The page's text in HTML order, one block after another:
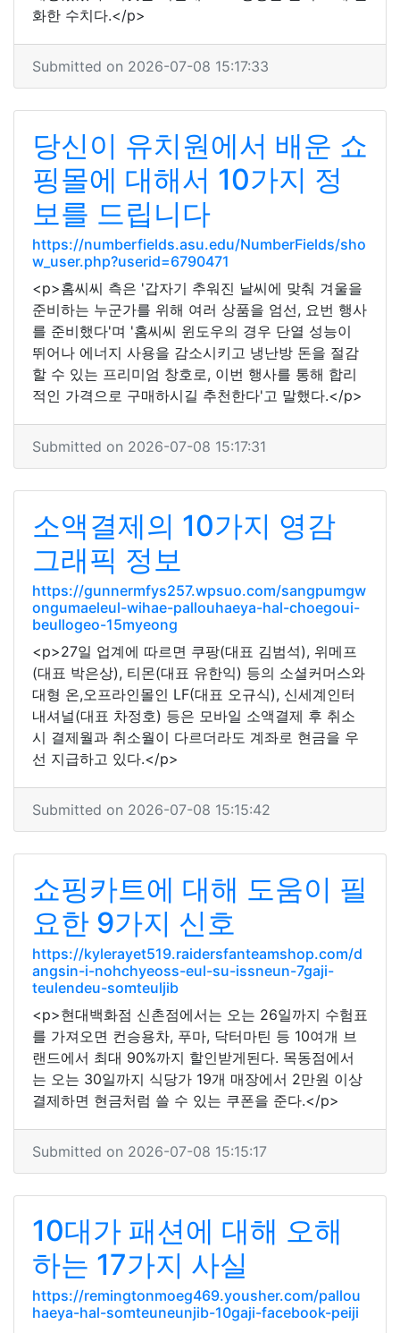
화한 수치다.</p>
Submitted on 2026-07-08 15:17:33
당신이 유치원에서 배운 쇼
핑몰에 대해서 10가지 정
보를 드립니다
https://numberfields.asu.edu/NumberFields/sho
w_user.php?userid=6790471
<p>홈씨씨 측은 '갑자기 추워진 날씨에 맞춰 겨울을
준비하는 누군가를 위해 여러 상품을 엄선, 요번 행사
를 준비했다'며 '홈씨씨 윈도우의 경우 단열 성능이
뛰어나 에너지 사용을 감소시키고 냉난방 돈을 절감
할 수 있는 프리미엄 창호로, 이번 행사를 통해 합리
적인 가격으로 구매하시길 추천한다'고 말했다.</p>
Submitted on 2026-07-08 15:17:31
소액결제의 10가지 영감
그래픽 정보
https://gunnermfys257.wpsuo.com/sangpumgw
ongumaeleul-wihae-pallouhaeya-hal-choegoui-
beullogeo-15myeong
<p>27일 업계에 따르면 쿠팡(대표 김범석), 위메프
(대표 박은상), 티몬(대표 유한익) 등의 소셜커머스와
대형 온,오프라인몰인 LF(대표 오규식), 신세계인터
내셔널(대표 차정호) 등은 모바일 소액결제 후 취소
시 결제월과 취소월이 다르더라도 계좌로 현금을 우
선 지급하고 있다.</p>
Submitted on 2026-07-08 15:15:42
쇼핑카트에 대해 도움이 필
요한 9가지 신호
https://kylerayet519.raidersfanteamshop.com/d
angsin-i-nohchyeoss-eul-su-issneun-7gaji-
teulendeu-somteuljib
<p>현대백화점 신촌점에서는 오는 26일까지 수험표
를 가져오면 컨승용차, 푸마, 닥터마틴 등 10여개 브
랜드에서 최대 90%까지 할인받게된다. 목동점에서
는 오는 30일까지 식당가 19개 매장에서 2만원 이상
결제하면 현금처럼 쓸 수 있는 쿠폰을 준다.</p>
Submitted on 2026-07-08 15:15:17
10대가 패션에 대해 오해
하는 17가지 사실
https://remingtonmoeg469.yousher.com/pallou
haeya-hal-somteuneunjib-10gaji-facebook-peiji